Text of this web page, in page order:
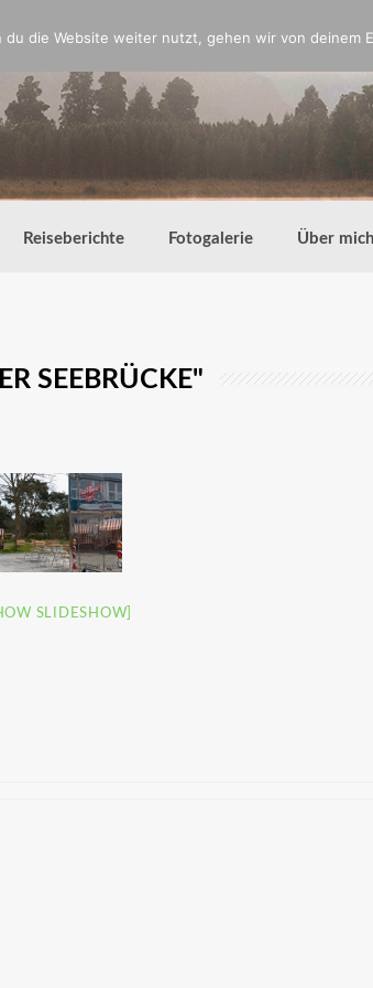
Reiseberichte Fotogalerie Über mich
SEEBRÜCKE"
SLIDESHOW]
die Website weiter nutzt, gehen wir von deinem